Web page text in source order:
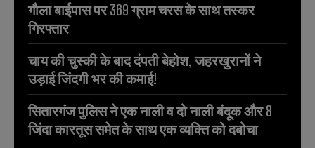
गौला बाईपास पर 369 ग्राम चरस के साथ तस्कर
गिरफ्तार
चाय की चुस्की के बाद दंपती बेहोश, जहरखुरानों ने
उड़ाई जिंदगी भर की कमाई!
सितारगंज पुलिस ने एक नाली व दो नाली बंदूक और 8
जिंदा कारतूस समेत के साथ एक व्यक्ति को दबोचा